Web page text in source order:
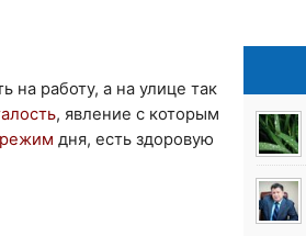
на работу, а на улице так
, явление с которым
режим дня, есть здоровую